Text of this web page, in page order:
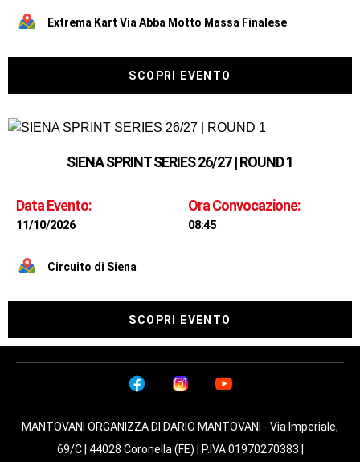
Extrema Kart Via Abba Motto Massa Finalese
SCOPRI EVENTO
SIENA SPRINT SERIES 26/27 | ROUND 1
Data Evento:
11/10/2026
Ora Convocazione:
08:45
Circuito di Siena
SCOPRI EVENTO
MANTOVANI ORGANIZZA DI DARIO MANTOVANI - Via Imperiale,
69/C | 44028 Coronella (FE) | P.IVA 01970270383 |